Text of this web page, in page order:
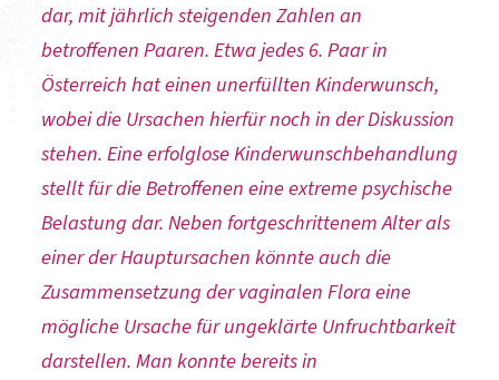
dar, mit jährlich steigenden Zahlen an
betroffenen Paaren. Etwa jedes 6. Paar in
Österreich hat einen unerfüllten Kinderwunsch,
wobei die Ursachen hierfür noch in der Diskussion
stehen. Eine erfolglose Kinderwunschbehandlung
stellt für die Betroffenen eine extreme psychische
Belastung dar. Neben fortgeschrittenem Alter als
einer der Hauptursachen könnte auch die
Zusammensetzung der vaginalen Flora eine
mögliche Ursache für ungeklärte Unfruchtbarkeit
darstellen. Man konnte bereits in